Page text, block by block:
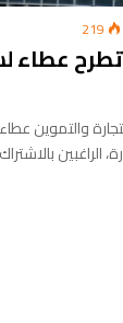
219
تطرح عطاء